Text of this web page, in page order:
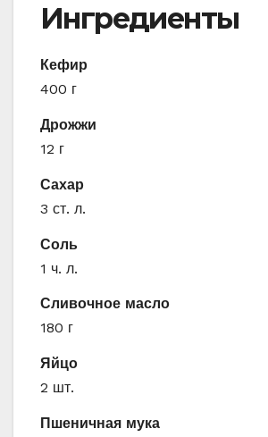
Ингредиенты
Кефир
400 г
Дрожжи
12 г
Сахар
3 ст. л.
Соль
1 ч. л.
Сливочное масло
180 г
Яйцо
2 шт.
Пшеничная мука